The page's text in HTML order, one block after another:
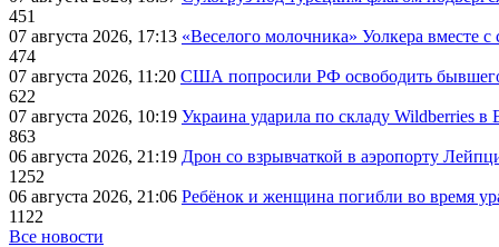
451
07 августа 2026, 17:13 «Веселого молочника» Уолкера вместе
474
07 августа 2026, 11:20 США попросили РФ освободить
622
07 августа 2026, 10:19 Украина ударила по складу Wildberries в
863
06 августа 2026, 21:19 Дрон со взрывчаткой в аэропорту
1252
06 августа 2026, 21:06 Ребёнок и женщина погибли во время
1122
Все новости